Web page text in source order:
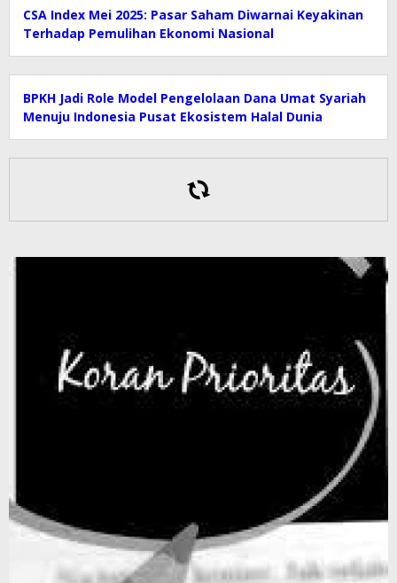
CSA Index Mei 2025: Pasar Saham Diwarnai Keyakinan
Terhadap Pemulihan Ekonomi Nasional
BPKH Jadi Role Model Pengelolaan Dana Umat Syariah
Menuju Indonesia Pusat Ekosistem Halal Dunia